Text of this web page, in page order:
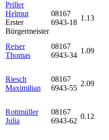
Priller
Helmut
Erster
Bürgermeister
08167
6943-18
1.13
Reiser
Thomas
08167
6943-34
1.09
Riesch
Maximilian
08167
6943-55
2.09
Rottmüller
Julia
08167
6943-62
0.12